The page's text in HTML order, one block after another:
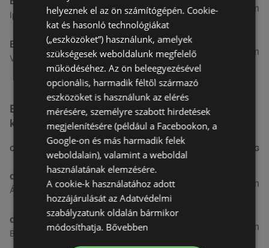
Ipar Körút 30, 9400 Sopron
7,03 km
Benu Gyógyszertárak
Vasút Sor 1, 9432 Fertőd
26,99 km
Egyéb Kozmetikumok és Drogéria üzletek a
közelben
CÍM TÁVOLSÁG
dm
Ágfalvi út 4, 9400, 9400 Sopron
3,26 km
dm
Besenyő u. 23, 9400 Sopron
3,28 km
helyeznek el az ön számítógépén. Cookie-
kat és hasonló technológiákat
(„eszközöket”) használunk, amelyek
szükségesek weboldalunk megfelelő
működéséhez. Az ön beleegyezésével
opcionális, harmadik féltől származó
eszközöket is használunk az elérés
mérésére, személyre szabott hirdetések
megjelenítésére (például a Facebookon, a
Google-on és más harmadik felek
weboldalain), valamint a weboldal
használatának elemzésére.
A cookie-k használatához adott
hozzájárulását az Adatvédelmi
szabályzatunk oldalán bármikor
módosíthatja. Bővebben